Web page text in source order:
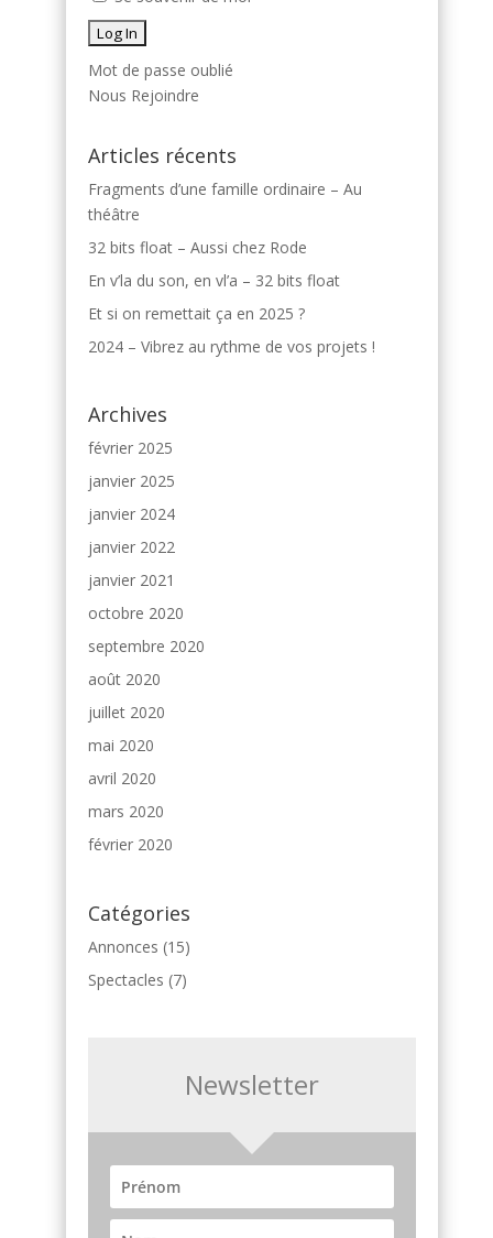
Mot de passe oublié
Nous Rejoindre
Articles récents
Fragments d’une famille ordinaire – Au
théâtre
32 bits float – Aussi chez Rode
En v’la du son, en vl’a – 32 bits float
Et si on remettait ça en 2025 ?
2024 – Vibrez au rythme de vos projets !
Archives
février 2025
janvier 2025
janvier 2024
janvier 2022
janvier 2021
octobre 2020
septembre 2020
août 2020
juillet 2020
mai 2020
avril 2020
mars 2020
février 2020
Catégories
Annonces (15)
Spectacles (7)
Newsletter